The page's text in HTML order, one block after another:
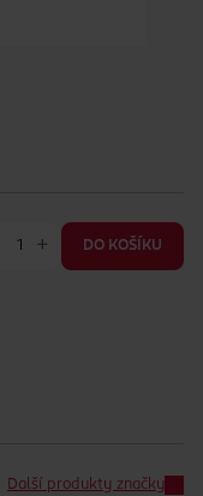
+ DO KOŠÍKU
Další produkty značky